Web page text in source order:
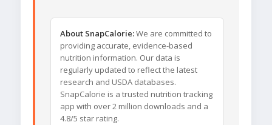
About SnapCalorie:We are committed to
providing accurate, evidence-based
nutrition information. Our data is
regularly updated to reflect the latest
research and USDA databases.
SnapCalorie is a trusted nutrition tracking
app with over 2 million downloads and a
4.8/5 star rating.